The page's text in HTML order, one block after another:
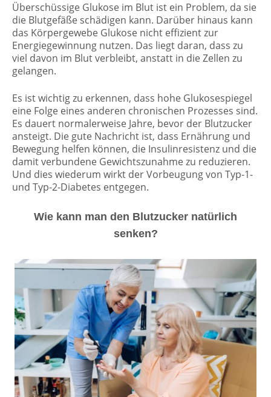
Überschüssige Glukose im Blut ist ein Problem, da sie
die Blutgefäße schädigen kann. Darüber hinaus kann
das Körpergewebe Glukose nicht effizient zur
Energiegewinnung nutzen. Das liegt daran, dass zu
viel davon im Blut verbleibt, anstatt in die Zellen zu
gelangen.
Es ist wichtig zu erkennen, dass hohe Glukosespiegel
eine Folge eines anderen chronischen Prozesses sind.
Es dauert normalerweise Jahre, bevor der Blutzucker
ansteigt. Die gute Nachricht ist, dass Ernährung und
Bewegung helfen können, die Insulinresistenz und die
damit verbundene Gewichtszunahme zu reduzieren.
Und dies wiederum wirkt der Vorbeugung von Typ-1-
und Typ-2-Diabetes entgegen.
Wie kann man den Blutzucker natürlich
senken?